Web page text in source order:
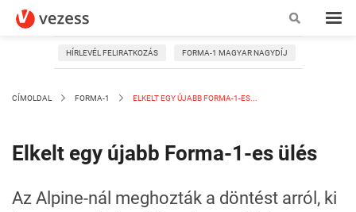
HÍRLEVÉL FELIRATKOZÁS FORMA-1 MAGYAR NAGYDÍJ
CÍMOLDAL FORMA-1 ELKELT EGY ÚJABB FORMA-1-ES...
Elkelt egy újabb Forma-1-es ülés
Az Alpine-nál meghozták a döntést arról, ki